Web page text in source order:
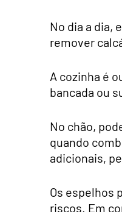
No dia a dia,
remover
A cozinha é
bancada ou
No chão,
quando
adicionais,
Os espelhos
riscos. Em